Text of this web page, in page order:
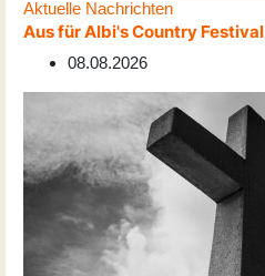
Aktuelle Nachrichten
Aus für Albi's Country Festival
08.08.2026